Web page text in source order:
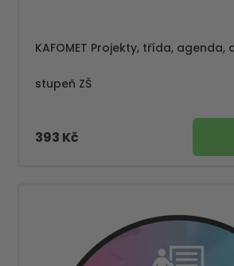
KAFOMET Projekty, třída,
stupeň ZŠ
393 Kč